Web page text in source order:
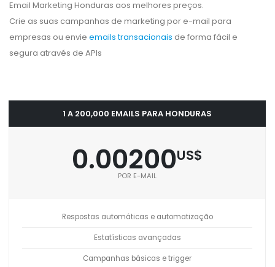
Email Marketing Honduras aos melhores preços.
Crie as suas campanhas de marketing por e-mail para
empresas ou envie emails transacionais de forma fácil e
segura através de APIs
1 A 200,000 EMAILS PARA HONDURAS
0.00200US$
POR E-MAIL
Respostas automáticas e automatização
Estatísticas avançadas
Campanhas básicas e trigger